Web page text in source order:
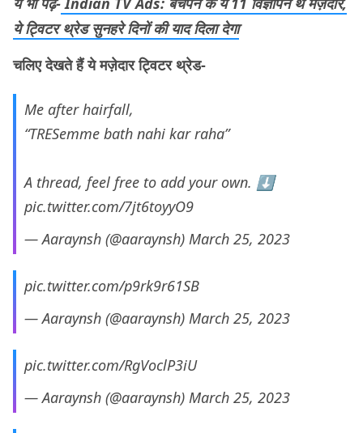
ये ट्विटर थ्रेड सुनहरे दिनों की याद दिला देगा
चलिए देखते हैं ये मज़ेदार ट्विटर थ्रेड-
Me after hairfall,
“TRESemme bath nahi kar raha”
A thread, feel free to add your own. ⬇️
pic.twitter.com/7jt6toyyO9
— Aaraynsh (@aaraynsh) March 25, 2023
pic.twitter.com/p9rk9r61SB
— Aaraynsh (@aaraynsh) March 25, 2023
pic.twitter.com/RgVoclP3iU
— Aaraynsh (@aaraynsh) March 25, 2023